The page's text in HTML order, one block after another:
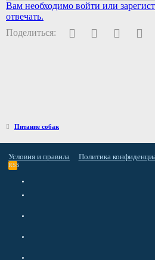
Вам необходимо войти или
отвечать.
Поделиться:
FacebookTwitter Pinterest
Питание собак
Условия и правила Политика
RSS